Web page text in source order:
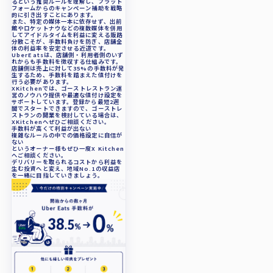
フォームからのキャンペーン補助を戦略
的に引き出すことにあります。
また、特定の媒体一本に依存せず、出前
館やロケットナウなどの複数媒体を併用
してアイドルタイムを利益に変える販路
分散こそが、手数料負けを防ぎ、店舗全
体の利益率を安定させる近道です。
UberEatsは、店舗側・利用者側のいず
れからも手数料を徴収する仕組みです。
店舗側は売上に対して35%の手数料が発
生するため、手数料を踏まえた値付けを
行う必要があります。
XKitchenでは、ゴーストレストラン運
営のノウハウ提供や最適な値付け設定を
サポートしています。登録から最短2週
間でスタートできますので、ゴーストレ
ストランの開業を検討している場合は、
XKitchenへぜひご相談ください。
手数料が高くて利益が出ない
複雑なルールの中での価格設定に自信が
ない
というオーナー様もぜひ一度X Kitchen
へご相談ください。
デリバリーを取られるコストから利益を
生む投資へと変え、地域No.1の収益店
を一緒に目指していきましょう。